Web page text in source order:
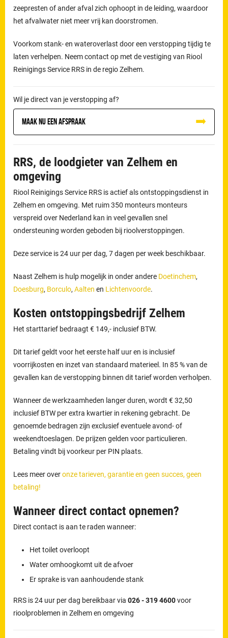
zeepresten of ander afval zich ophoopt in de leiding, waardoor
het afvalwater niet meer vrij kan doorstromen.
Voorkom stank- en wateroverlast door een verstopping tijdig te
laten verhelpen. Neem contact op met de vestiging van Riool
Reinigings Service RRS in de regio Zelhem.
Wil je direct van je verstopping af?
Maak nu een afspraak
RRS, de loodgieter van Zelhem en
omgeving
Riool Reinigings Service RRS is actief als ontstoppingsdienst in
Zelhem en omgeving. Met ruim 350 monteurs monteurs
verspreid over Nederland kan in veel gevallen snel
ondersteuning worden geboden bij rioolverstoppingen.
Deze service is 24 uur per dag, 7 dagen per week beschikbaar.
Naast Zelhem is hulp mogelijk in onder andere Doetinchem,
Doesburg, Borculo,Aalten en Lichtenvoorde.
Kosten ontstoppingsbedrijf Zelhem
Het starttarief bedraagt € 149,- inclusief BTW.
Dit tarief geldt voor het eerste half uur en is inclusief
voorrijkosten en inzet van standaard materieel. In 85 % van de
gevallen kan de verstopping binnen dit tarief worden verholpen.
Wanneer de werkzaamheden langer duren, wordt € 32,50
inclusief BTW per extra kwartier in rekening gebracht. De
genoemde bedragen zijn exclusief eventuele avond- of
weekendtoeslagen. De prijzen gelden voor particulieren.
Betaling vindt bij voorkeur per PIN plaats.
Lees meer overonze tarieven, garantie en geen succes, geen
betaling!
Wanneer direct contact opnemen?
Direct contact is aan te raden wanneer:
Het toilet overloopt
Water omhoogkomt uit de afvoer
Er sprake is van aanhoudende stank
RRS is 24 uur per dag bereikbaar via026 - 319 4600voor
rioolproblemen in Zelhem en omgeving